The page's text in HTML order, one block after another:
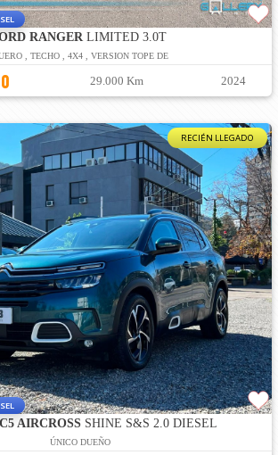
RANGERLIMITED 3.0T
, TECHO , 4X4 , VERSION TOPE DE
29.000 Km 2024
RECIÉN LLEGADO
AIRCROSS SHINE S&S 2.0 DIESEL
ÚNICO DUEÑO